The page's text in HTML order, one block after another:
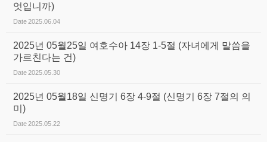
엇입니까)
Date2025.06.04
2025년 05월25일 여호수아 14장 1-5절 (자녀에게 말씀을
가르친다는 건)
Date2025.05.30
2025년 05월18일 신명기 6장 4-9절 (신명기 6장 7절의 의
미)
Date2025.05.22